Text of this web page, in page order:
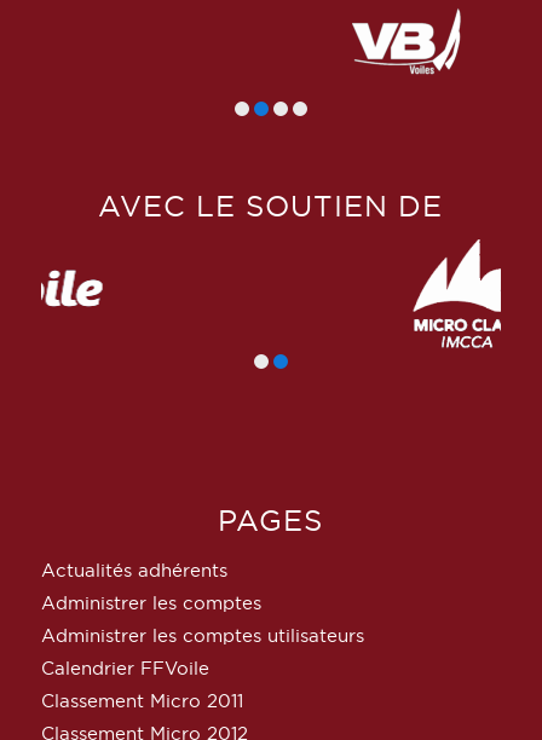
AVEC LE SOUTIEN DE
PAGES
Actualités adhérents
Administrer les comptes
Administrer les comptes utilisateurs
Calendrier FFVoile
Classement Micro 2011
Classement Micro 2012